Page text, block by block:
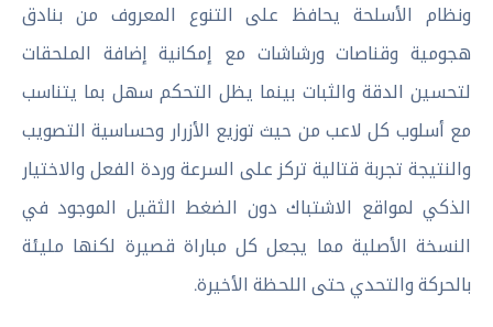
ونظام الأسلحة يحافظ على التنوع المعروف من بنادق
هجومية وقناصات ورشاشات مع إمكانية إضافة الملحقات
لتحسين الدقة والثبات بينما يظل التحكم سهل بما يتناسب
مع أسلوب كل لاعب من حيث توزيع الأزرار وحساسية التصويب
والنتيجة تجربة قتالية تركز على السرعة وردة الفعل والاختيار
الذكي لمواقع الاشتباك دون الضغط الثقيل الموجود في
النسخة الأصلية مما يجعل كل مباراة قصيرة لكنها مليئة
بالحركة والتحدي حتى اللحظة الأخيرة.